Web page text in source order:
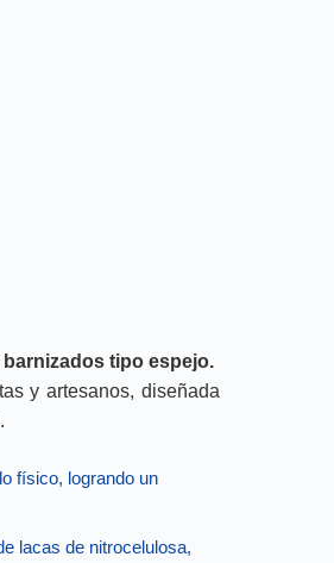
tipo espejo.
y artesanos, diseñada
físico, logrando un
lacas de nitrocelulosa,